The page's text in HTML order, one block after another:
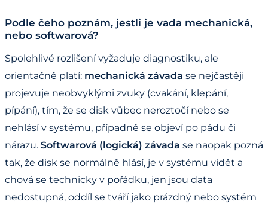
Podle čeho poznám, jestli je vada mechanická,
nebo softwarová?
Spolehlivé rozlišení vyžaduje diagnostiku, ale
orientačně platí: mechanická závada se nejčastěji
projevuje neobvyklými zvuky (cvakání, klepání,
pípání), tím, že se disk vůbec neroztočí nebo se
nehlásí v systému, případně se objeví po pádu či
nárazu. Softwarová (logická) závada se naopak pozná
tak, že disk se normálně hlásí, je v systému vidět a
chová se technicky v pořádku, jen jsou data
nedostupná, oddíl se tváří jako prázdný nebo systém